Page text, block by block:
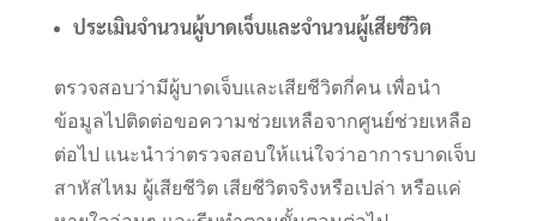
ประเมินจำนวนผู้บาดเจ็บและจำนวนผู้เสียชีวิต
ตรวจสอบว่ามีผู้บาดเจ็บและเสียชีวิตกี่คน เพื่อนำ
ข้อมูลไปติดต่อขอความช่วยเหลือจากศูนย์ช่วยเหลือ
ต่อไป แนะนำว่าตรวจสอบให้แน่ใจว่าอาการบาดเจ็บ
สาหัสไหม ผู้เสียชีวิต เสียชีวิตจริงหรือเปล่า หรือแค่